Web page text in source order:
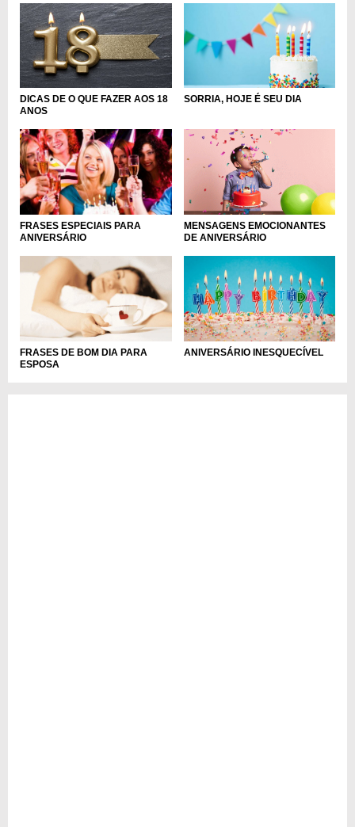
DICAS DE O QUE FAZER AOS 18
ANOS
SORRIA, HOJE É SEU DIA
FRASES ESPECIAIS PARA
ANIVERSÁRIO
MENSAGENS EMOCIONANTES
DE ANIVERSÁRIO
FRASES DE BOM DIA PARA
ESPOSA
ANIVERSÁRIO INESQUECÍVEL